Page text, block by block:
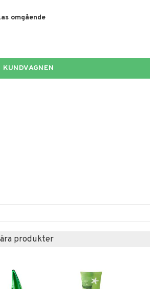
omgående
KUNDVAGNEN
produkter